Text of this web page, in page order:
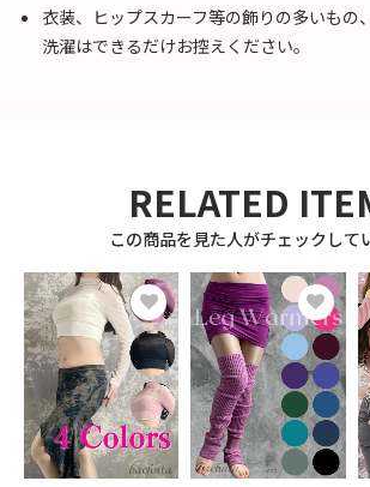
衣装、ヒップスカーフ等の飾りの多いもの
洗濯はできるだけお控えください。
RELATED
この商品を見た人がチェックして